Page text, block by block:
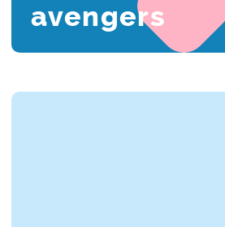
avengers